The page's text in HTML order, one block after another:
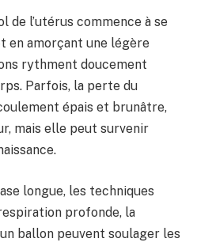
de l’utérus commence à se
en amorçant une légère
rythment doucement
Parfois, la perte du
épais et brunâtre,
mais elle peut survenir
longue, les techniques
profonde, la
ballon peuvent soulager les